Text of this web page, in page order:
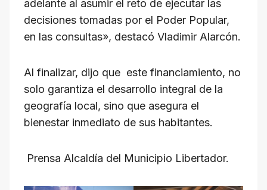
adelante al asumir el reto de ejecutar las
decisiones tomadas por el Poder Popular,
en las consultas», destacó Vladimir Alarcón.
Al finalizar, dijo que este financiamiento, no
solo garantiza el desarrollo integral de la
geografía local, sino que asegura el
bienestar inmediato de sus habitantes.
Prensa Alcaldía del Municipio Libertador.